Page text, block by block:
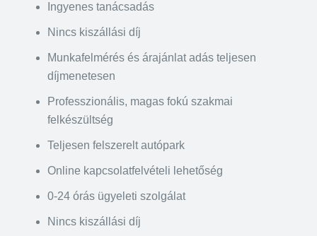
Ingyenes tanácsadás
Nincs kiszállási díj
Munkafelmérés és árajánlat adás teljesen
díjmenetesen
Professzionális, magas fokú szakmai
felkészültség
Teljesen felszerelt autópark
Online kapcsolatfelvételi lehetőség
0-24 órás ügyeleti szolgálat
Nincs kiszállási díj